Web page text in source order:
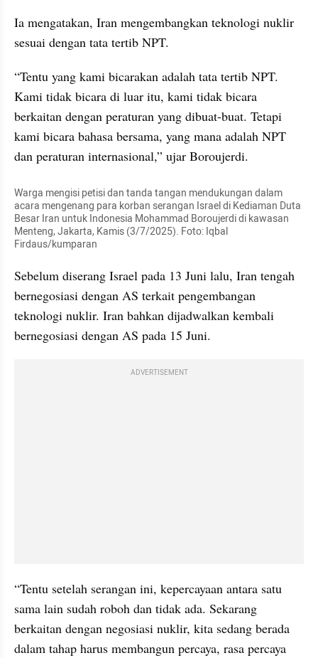
Ia mengatakan, Iran mengembangkan teknologi nuklir
sesuai dengan tata tertib NPT.
“Tentu yang kami bicarakan adalah tata tertib NPT.
Kami tidak bicara di luar itu, kami tidak bicara
berkaitan dengan peraturan yang dibuat-buat. Tetapi
kami bicara bahasa bersama, yang mana adalah NPT
dan peraturan internasional,” ujar Boroujerdi.
Warga mengisi petisi dan tanda tangan mendukungan dalam
acara mengenang para korban serangan Israel di Kediaman Duta
Besar Iran untuk Indonesia Mohammad Boroujerdi di kawasan
Menteng, Jakarta, Kamis (3/7/2025). Foto: Iqbal
Firdaus/kumparan
Sebelum diserang Israel pada 13 Juni lalu, Iran tengah
bernegosiasi dengan AS terkait pengembangan
teknologi nuklir. Iran bahkan dijadwalkan kembali
bernegosiasi dengan AS pada 15 Juni.
ADVERTISEMENT
“Tentu setelah serangan ini, kepercayaan antara satu
sama lain sudah roboh dan tidak ada. Sekarang
berkaitan dengan negosiasi nuklir, kita sedang berada
dalam tahap harus membangun percaya, rasa percaya